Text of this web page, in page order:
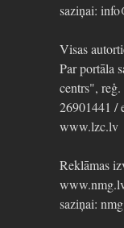
saziņai:
Visas
Par portāla
centrs",
26901441 /
www.lzc.lv
Reklāmas
saziņai: